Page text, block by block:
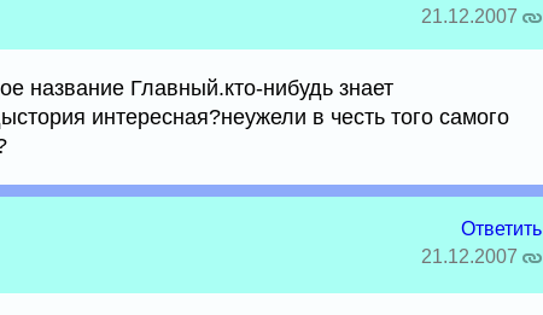
21.12.2007
название Главный.кто-нибудь знает
интересная?неужели в честь того самого
Ответить
21.12.2007